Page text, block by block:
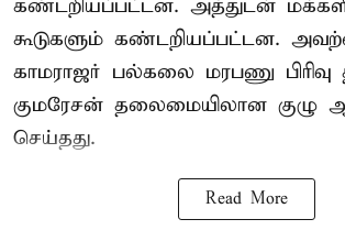
கண்டறியப்பட்டன. அத்துடன்
கூடுகளும் கண்டறியப்பட்டன.
காமராஜர் பல்கலை மரபணு
குமரேசன் தலைமையிலான குழு
செய்தது.
Read More